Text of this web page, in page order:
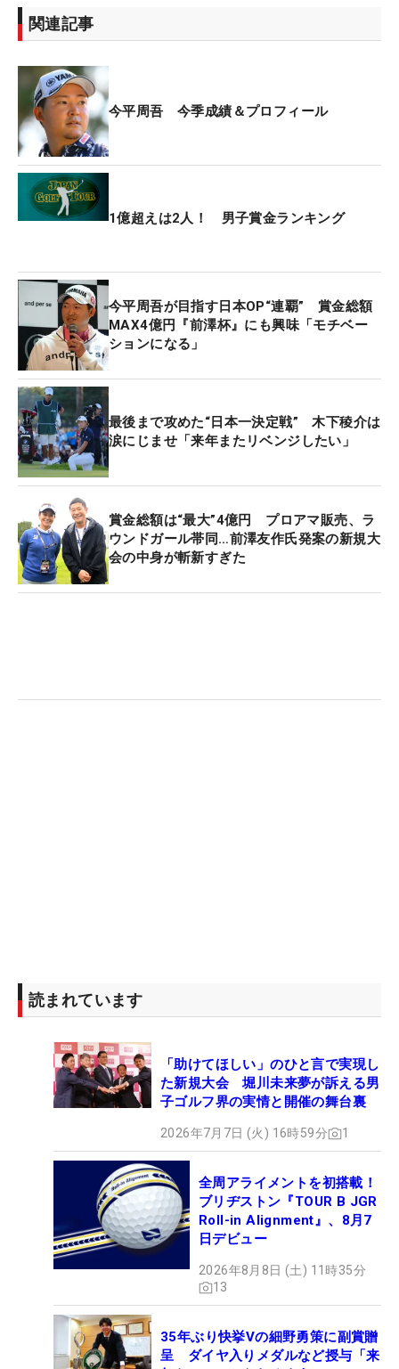
ホールから連続ボギーを喫した。その時点で、単独
トップに立つ今平のリードは2打に広がった。
だが、17番でボギーを叩いた今平に対し、木下は同
ホールで値千金のチップインバーディ。ともに首位
で最終18番パー4を迎えた。残り1ホール。会場全体
に緊張感が漂う。グリーン周囲を囲む観客は息を潜
め、ざわめきが静まり返る中、今平の230ヤードか
らの2打目は3番ユーティリティでピン前約20メート
ルにオンとなった。
このとき「パーで終えて、木下選手もパーフィニッ
シュならプレーオフかな…」と今平は考えていた。
「木下さんとスコアが並んでいるのは分かっていた
ので、とりあえずパーを取ってプレーオフに持ち込
めれば、と思っていました」と心境を明かす。チャ
ンスとは言い難いロングパット。2パットのパーを
狙いアドレスをとった。
そして、ボールはカップに向かって転がり始める。
カップまで約1メートル手前に達した瞬間、今平は
入ることを確信。右手を高く掲げた。キャディの柏
木一了氏が「入れ！ 入れ！」と叫ぶと、ボールはカ
ップイン。その瞬間、今平は大きく口を開けて吠
え、柏木キャディと力強く拳を突き合わせた。
キャディの柏木一了氏とコブシを交わす （撮影：鈴木祥）
そのシーンは今も鮮明に思い出せる。目の当たりに
した私は、思わず『入った！』と叫んでしまったほ
どだ。今平自身も「まさか入るとは思っていいなか
った。すごい、なんだろう。（入った瞬間）頭が真
っ白になるような、すごく変な感覚でした」と話
す。これまでのプロ人生でも特別な瞬間だったこと
をうかがわせた。
関連記事
今平周吾 今季成績＆プロフィール
1億超えは2人！ 男子賞金ランキング
今平周吾が目指す日本OP“連覇” 賞金総額
MAX4億円『前澤杯』にも興味「モチベー
ションになる」
最後まで攻めた“日本一決定戦” 木下稜介は
涙にじませ「来年またリベンジしたい」
賞金総額は“最大”4億円 プロアマ販売、ラ
ウンドガール帯同…前澤友作氏発案の新規大
会の中身が斬新すぎた
読まれています
「助けてほしい」のひと言で実現し
た新規大会 堀川未来夢が訴える男
子ゴルフ界の実情と開催の舞台裏
2026年7月7日 (火) 16時59分 1
全周アライメントを初搭載！
ブリヂストン『TOUR B JGR
Roll-in Alignment』、8月7
日デビュー
2026年8月8日 (土) 11時35分
13
35年ぶり快挙Vの細野勇策に副賞贈
呈 ダイヤ入りメダルなど授与「来